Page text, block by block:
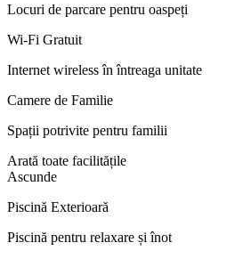
Locuri de parcare pentru oaspeți
Wi-Fi Gratuit
Internet wireless în întreaga unitate
Camere de Familie
Spații potrivite pentru familii
Arată toate facilitățile
Ascunde
Piscină Exterioară
Piscină pentru relaxare și înot